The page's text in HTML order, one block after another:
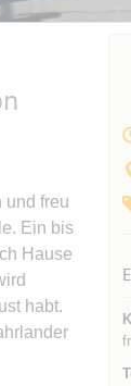
und freu
Ein bis
Hause
habt.